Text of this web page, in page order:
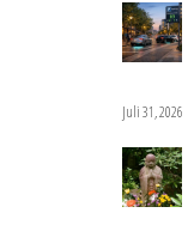
Juli 31, 2026